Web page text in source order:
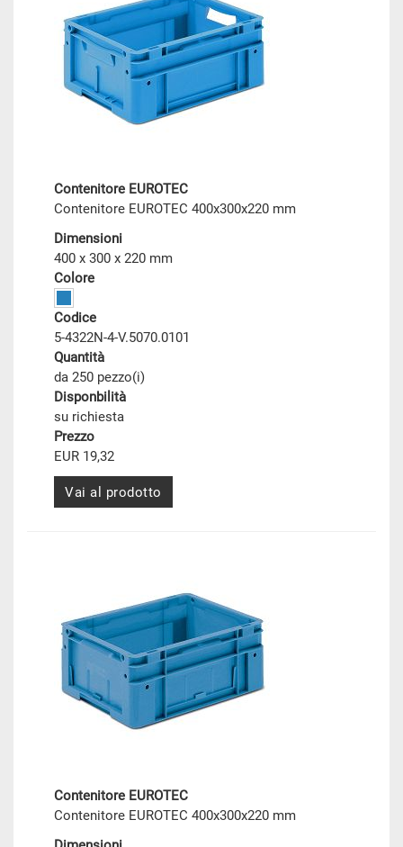
Contenitore EUROTEC
Contenitore EUROTEC 400x300x220 mm
Dimensioni
400 x 300 x 220 mm
Colore
Codice
5-4322N-4-V.5070.0101
Quantità
da 250 pezzo(i)
Disponbilità
su richiesta
Prezzo
EUR 19,32
Vai al prodotto
Contenitore EUROTEC
Contenitore EUROTEC 400x300x220 mm